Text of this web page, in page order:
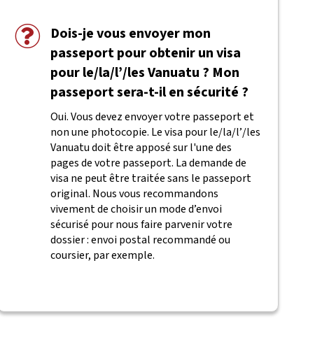
Dois-je vous envoyer mon
passeport pour obtenir un visa
pour le/la/l’/les Vanuatu ? Mon
passeport sera-t-il en sécurité ?
Oui. Vous devez envoyer votre passeport et
non une photocopie. Le visa pour le/la/l’/les
Vanuatu doit être apposé sur l'une des
pages de votre passeport. La demande de
visa ne peut être traitée sans le passeport
original. Nous vous recommandons
vivement de choisir un mode d’envoi
sécurisé pour nous faire parvenir votre
dossier : envoi postal recommandé ou
coursier, par exemple.